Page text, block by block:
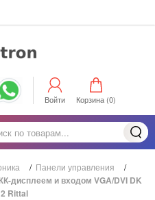
Войти Корзина (0)
/ Панели управления /
дисплеем и входом VGA/DVI DK
Rittal